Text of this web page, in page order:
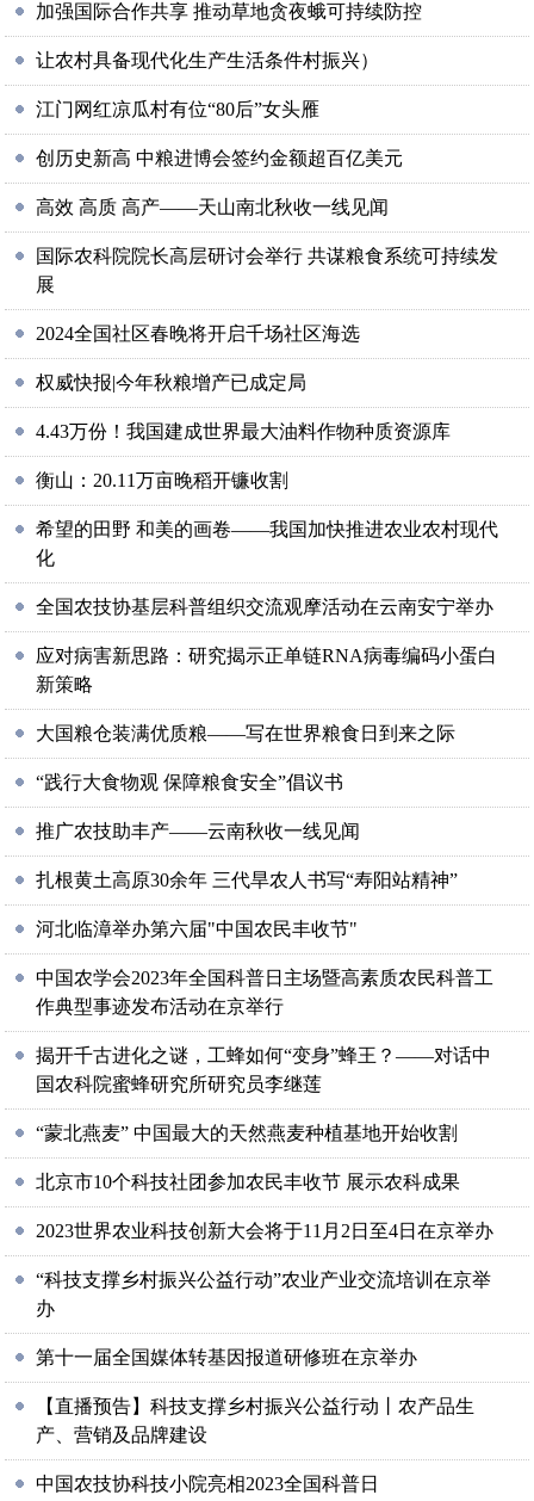
加强国际合作共享 推动草地贪夜蛾可持续防控
让农村具备现代化生产生活条件村振兴）
江门网红凉瓜村有位“80后”女头雁
创历史新高 中粮进博会签约金额超百亿美元
高效 高质 高产——天山南北秋收一线见闻
国际农科院院长高层研讨会举行 共谋粮食系统可持续发
展
2024全国社区春晚将开启千场社区海选
权威快报|今年秋粮增产已成定局
4.43万份！我国建成世界最大油料作物种质资源库
衡山：20.11万亩晚稻开镰收割
希望的田野 和美的画卷——我国加快推进农业农村现代
化
全国农技协基层科普组织交流观摩活动在云南安宁举办
应对病害新思路：研究揭示正单链RNA病毒编码小蛋白
新策略
大国粮仓装满优质粮——写在世界粮食日到来之际
“践行大食物观 保障粮食安全”倡议书
推广农技助丰产——云南秋收一线见闻
扎根黄土高原30余年 三代旱农人书写“寿阳站精神”
河北临漳举办第六届"中国农民丰收节"
中国农学会2023年全国科普日主场暨高素质农民科普工
作典型事迹发布活动在京举行
揭开千古进化之谜，工蜂如何“变身”蜂王？——对话中
国农科院蜜蜂研究所研究员李继莲
“蒙北燕麦” 中国最大的天然燕麦种植基地开始收割
北京市10个科技社团参加农民丰收节 展示农科成果
2023世界农业科技创新大会将于11月2日至4日在京举办
“科技支撑乡村振兴公益行动”农业产业交流培训在京举
办
第十一届全国媒体转基因报道研修班在京举办
【直播预告】科技支撑乡村振兴公益行动丨农产品生
产、营销及品牌建设
中国农技协科技小院亮相2023全国科普日